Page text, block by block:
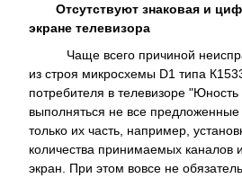
Отсутствуют знаковая и
экране телевизора
Чаще всего причиной
из строя микросхемы D1 типа
потребителя в телевизоре
выполняться не все предложенные
только их часть, например,
количества принимаемых
экран. При этом вовсе не